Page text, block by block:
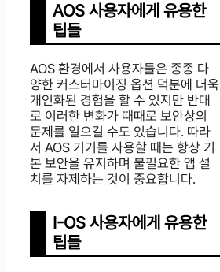
AOS 사용자에게 유용한
팁들
AOS 환경에서 사용자들은 종종 다
양한 커스터마이징 옵션 덕분에 더욱
개인화된 경험을 할 수 있지만 반대
로 이러한 변화가 때때로 보안상의
문제를 일으킬 수도 있습니다. 따라
서 AOS 기기를 사용할 때는 항상 기
본 보안을 유지하며 불필요한 앱 설
치를 자제하는 것이 중요합니다.
I-OS 사용자에게 유용한
팁들